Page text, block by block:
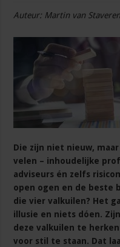
Auteur: Martin van Staveren
Die zijn niet nieuw,
velen – inhoudelijke
adviseurs én zelfs
open ogen en de beste
die vier valkuilen? Het
illusie en niets dóen.
deze valkuilen te
voor stil te staan. Dat